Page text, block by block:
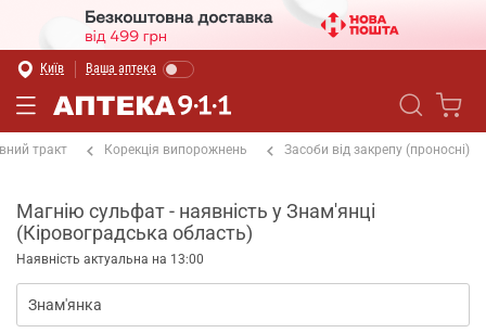
Київ Ваша аптека
тракт Корекція випорожнень Засоби від закрепу (проносні)
Магнію сульфат - наявність у Знам'янці
(Кіровоградська область)
Наявність актуальна на 13:00